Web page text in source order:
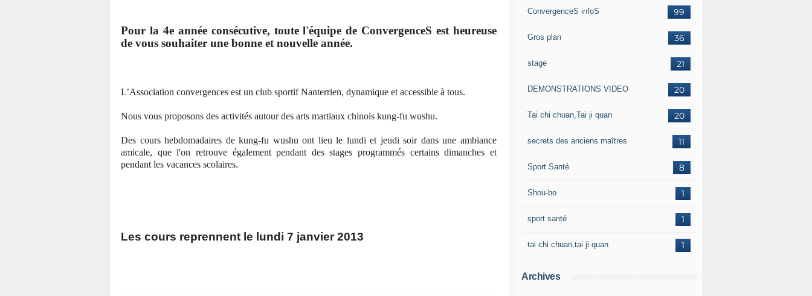
Pour la 4e année consécutive, toute l'équipe de ConvergenceS est heureuse
de vous souhaiter une bonne et nouvelle année.
L’Association convergences est un club sportif Nanterrien, dynamique et accessible à tous.
Nous vous proposons des activités autour des arts martiaux chinois kung-fu wushu.
Des cours hebdomadaires de kung-fu wushu ont lieu le lundi et jeudi soir dans une ambiance
amicale, que l'on retrouve également pendant des stages programmés certains dimanches et
pendant les vacances scolaires.
Les cours reprennent le lundi 7 janvier 2013
99
ConvergenceS infoS
36
Gros plan
21
stage
20
DEMONSTRATIONS VIDEO
20
Tai chi chuan,Tai ji quan
11
secrets des anciens maîtres
8
Sport Santé
1
Shou-bo
1
sport santé
1
tai chi chuan,tai ji quan
Archives